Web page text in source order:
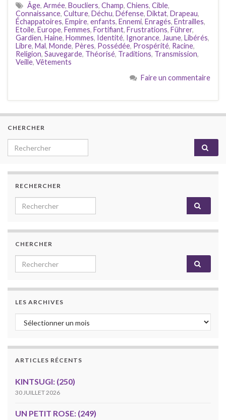
Âge, Armée, Boucliers, Champ, Chiens, Cible,
Connaissance, Culture, Déchu, Défense, Diktat, Drapeau,
Échappatoires, Empire, enfants, Ennemi, Enragés, Entrailles,
Etoile, Europe, Femmes, Fortifiant, Frustrations, Führer,
Gardien, Haine, Hommes, Identité, Ignorance, Jaune, Libérés,
Libre, Mal, Monde, Pères, Possédée, Prospérité, Racine,
Religion, Sauvegarde, Théorisé, Traditions, Transmission,
Veille, Vêtements
Faire un commentaire
CHERCHER
Search for:
RECHERCHER
Search for:
CHERCHER
Search for:
LES ARCHIVES
Les archives
ARTICLES RÉCENTS
KINTSUGI: (250)
30 JUILLET 2026
UN PETIT ROSE: (249)